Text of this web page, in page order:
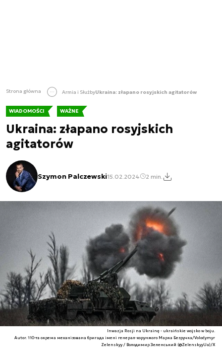
Strona główna Armia i SłużbyUkraina: złapano rosyjskich agitatorów
WIADOMOŚCI WAŻNE
Ukraina: złapano rosyjskich
agitatorów
Szymon Palczewski15.02.2024 2 min.
Inwazja Rosji na Ukrainę - ukraińskie wojsko w boju.
Autor. 110-та окрема механізована бригада імені генерал-хорунжого Марка Безручка/Volodymyr
Zelenskyy / Володимир Зеленський (@ZelenskyyUa)/X